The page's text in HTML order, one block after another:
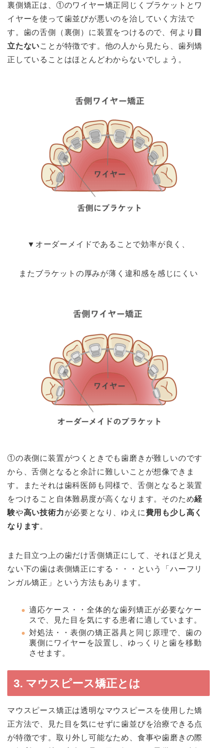
裏側矯正は、①のワイヤー矯正同じくブラケットとワ
イヤーを使って歯並びが悪いのを治していく方法で
す。歯の舌側（裏側）に装置をつけるので、何より 目
立たないことが特徴です 。他の人から見たら、歯列矯
正していることはほとんどわからないでしょう。
▼オーダーメイドであることで効率が良く、
またブラケットの厚みが薄く違和感を感じにくい
①の表側に装置がつくときでも歯磨きが難しいのです
から、舌側となると余計に難しいことが想像できま
す。またそれは歯科医師も同様で、舌側となると装置
をつけること自体難易度が高くなります。そのため経
験や高い技術力が必要となり、ゆえに費用も少し高く
なります。
また目立つ上の歯だけ舌側矯正にして、それほど見え
ない下の歯は表側矯正にする・・・という「ハーフリ
ンガル矯正」という方法もあります。
適応ケース・・全体的な歯列矯正が必要なケー
スで、見た目を気にする患者に適しています。
対処法・・表側の矯正器具と同じ原理で、歯の
裏側にワイヤーを設置し、ゆっくりと歯を移動
させます。
3. マウスピース矯正とは
マウスピース矯正は透明なマウスピースを使用した矯
正方法で、見た目を気にせずに歯並びを治療できる点
が特徴です。取り外し可能なため、食事や歯磨きの際